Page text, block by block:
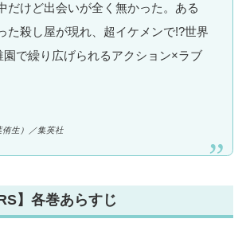
だけど出会いが全く無かった。ある
た殺し屋が現れ、超イケメンで!?世界
園で繰り広げられるアクション×ラブ
侑生） ／集英社
】各巻あらすじ